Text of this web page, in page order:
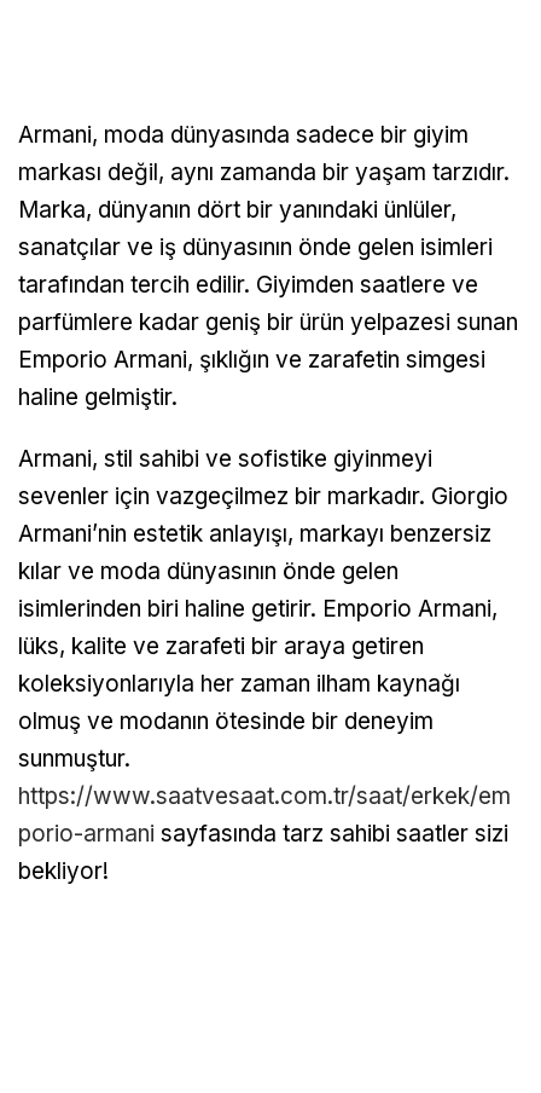
Armani, moda dünyasında sadece bir giyim
markası değil, aynı zamanda bir yaşam tarzıdır.
Marka, dünyanın dört bir yanındaki ünlüler,
sanatçılar ve iş dünyasının önde gelen isimleri
tarafından tercih edilir. Giyimden saatlere ve
parfümlere kadar geniş bir ürün yelpazesi sunan
Emporio Armani, şıklığın ve zarafetin simgesi
haline gelmiştir.
Armani, stil sahibi ve sofistike giyinmeyi
sevenler için vazgeçilmez bir markadır. Giorgio
Armani’nin estetik anlayışı, markayı benzersiz
kılar ve moda dünyasının önde gelen
isimlerinden biri haline getirir. Emporio Armani,
lüks, kalite ve zarafeti bir araya getiren
koleksiyonlarıyla her zaman ilham kaynağı
olmuş ve modanın ötesinde bir deneyim
sunmuştur.
https://www.saatvesaat.com.tr/saat/erkek/em
porio-armani sayfasında tarz sahibi saatler sizi
bekliyor!